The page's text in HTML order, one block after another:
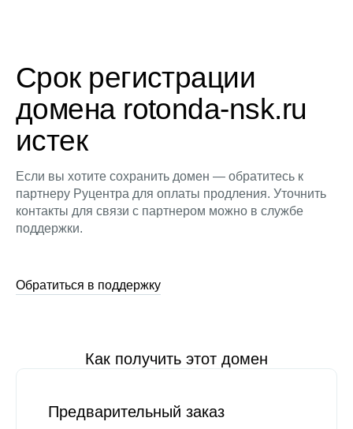
Срок регистрации
домена rotonda-nsk.ru
истек
Если вы хотите сохранить домен — обратитесь к
партнеру Руцентра для оплаты продления. Уточнить
контакты для связи с партнером можно в службе
поддержки.
Обратиться в поддержку
Как получить этот домен
Предварительный заказ